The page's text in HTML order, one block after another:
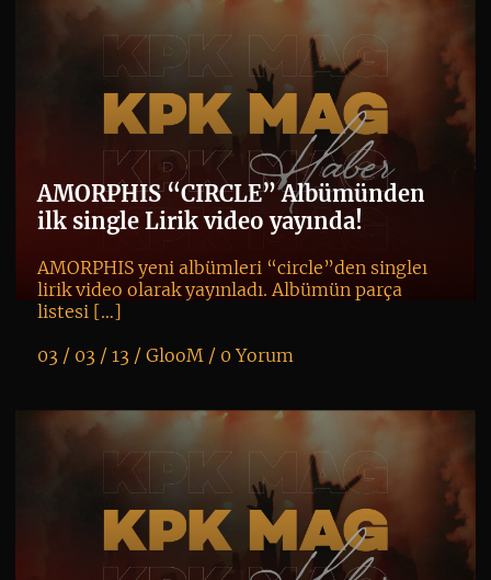
AMORPHIS “CIRCLE” Albümünden
ilk single Lirik video yayında!
AMORPHIS yeni albümleri “circle”den singleı
lirik video olarak yayınladı. Albümün parça
listesi […]
03 / 03 / 13 / GlooM/ 0 Yorum